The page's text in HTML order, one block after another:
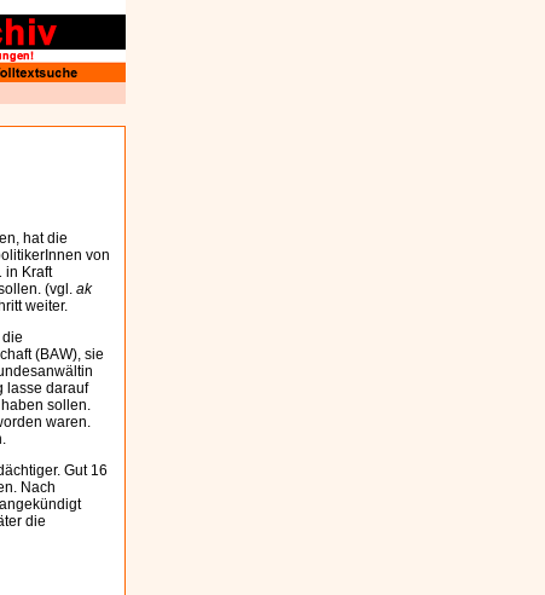
hat die
von
in Kraft
(vgl. ak
weiter.
(BAW), sie
lasse darauf
sollen.
waren.
Gut 16
Nach
die